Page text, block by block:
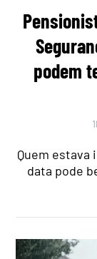
podem
Quem estava
data pode